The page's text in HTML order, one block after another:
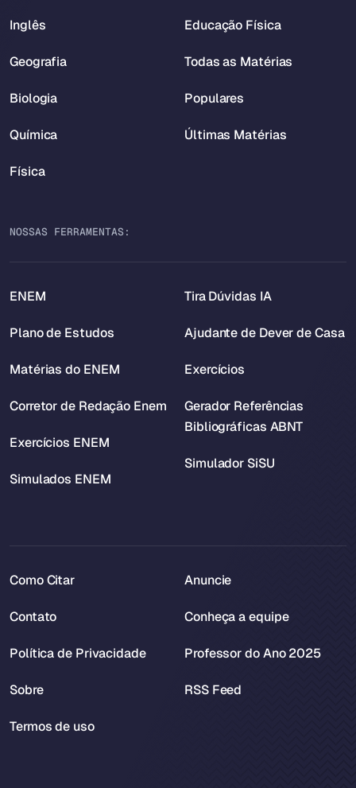
Inglês
Geografia
Biologia
Química
Física
Educação Física
Todas as Matérias
Populares
Últimas Matérias
NOSSAS FERRAMENTAS:
ENEM
Plano de Estudos
Matérias do ENEM
Corretor de Redação Enem
Exercícios ENEM
Simulados ENEM
Tira Dúvidas IA
Ajudante de Dever de Casa
Exercícios
Gerador Referências
Bibliográficas ABNT
Simulador SiSU
Como Citar
Contato
Política de Privacidade
Sobre
Termos de uso
Anuncie
Conheça a equipe
Professor do Ano 2025
RSS Feed